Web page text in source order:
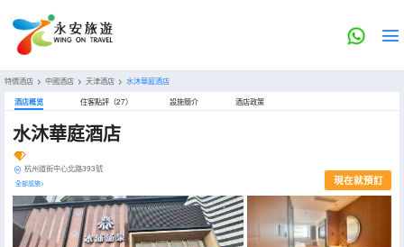
特價酒店 > 中國酒店 > 天津酒店 > 水沐華庭酒店
酒店概览 住客點評（27） 設施簡介 酒店政策
水沐華庭酒店
杭州道街中心北路393號
全部設施> 現在就預訂